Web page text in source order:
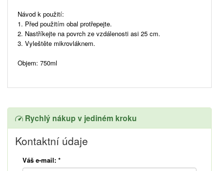
Návod k použití:
1. Před použitím obal protřepejte.
2. Nastříkejte na povrch ze vzdálenosti asi 25 cm.
3. Vyleštěte mikrovláknem.
Objem: 750ml
Rychlý nákup v jediném kroku
Kontaktní údaje
Váš e-mail: *